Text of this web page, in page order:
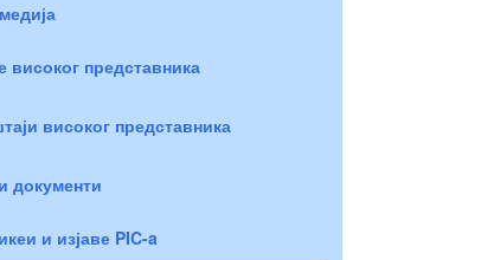
високог представника
високог представника
документи
и изјаве PIC-a